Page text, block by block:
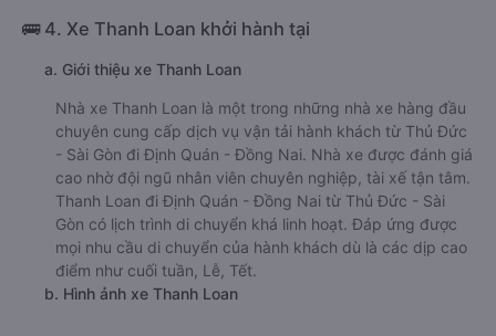
🚌 4. Xe Thanh Loan khởi hành tại
a. Giới thiệu xe Thanh Loan
Nhà xe Thanh Loan là một trong những nhà xe hàng đầu
chuyên cung cấp dịch vụ vận tải hành khách từ Thủ Đức
- Sài Gòn đi Định Quán - Đồng Nai. Nhà xe được đánh giá
cao nhờ đội ngũ nhân viên chuyên nghiệp, tài xế tận tâm.
Thanh Loan đi Định Quán - Đồng Nai từ Thủ Đức - Sài
Gòn có lịch trình di chuyển khá linh hoạt. Đáp ứng được
mọi nhu cầu di chuyển của hành khách dù là các dịp cao
điểm như cuối tuần, Lễ, Tết.
b. Hình ảnh xe Thanh Loan